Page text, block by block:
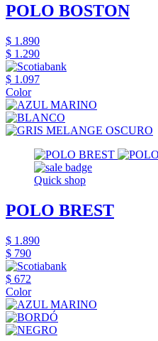
POLO BOSTON
$ 1.890
$ 1.290
$ 1.097
Color
Quick shop
POLO BREST
$ 1.890
$ 790
$ 672
Color